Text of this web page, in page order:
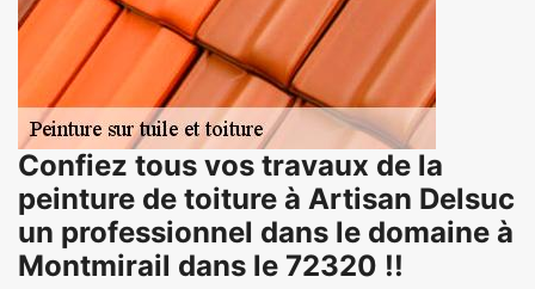
Confiez tous vos travaux de la
peinture de toiture à Artisan Delsuc
un professionnel dans le domaine à
Montmirail dans le 72320 !!